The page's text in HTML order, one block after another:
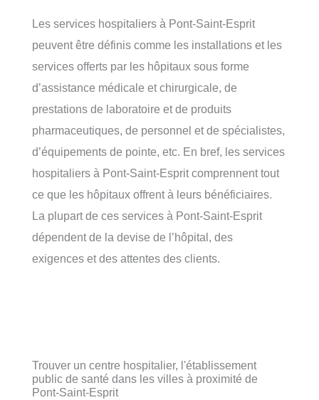
Les services hospitaliers à Pont-Saint-Esprit
peuvent être définis comme les installations et les
services offerts par les hôpitaux sous forme
d’assistance médicale et chirurgicale, de
prestations de laboratoire et de produits
pharmaceutiques, de personnel et de spécialistes,
d’équipements de pointe, etc. En bref, les services
hospitaliers à Pont-Saint-Esprit comprennent tout
ce que les hôpitaux offrent à leurs bénéficiaires.
La plupart de ces services à Pont-Saint-Esprit
dépendent de la devise de l’hôpital, des
exigences et des attentes des clients.
Trouver un centre hospitalier, l'établissement
public de santé dans les villes à proximité de
Pont-Saint-Esprit